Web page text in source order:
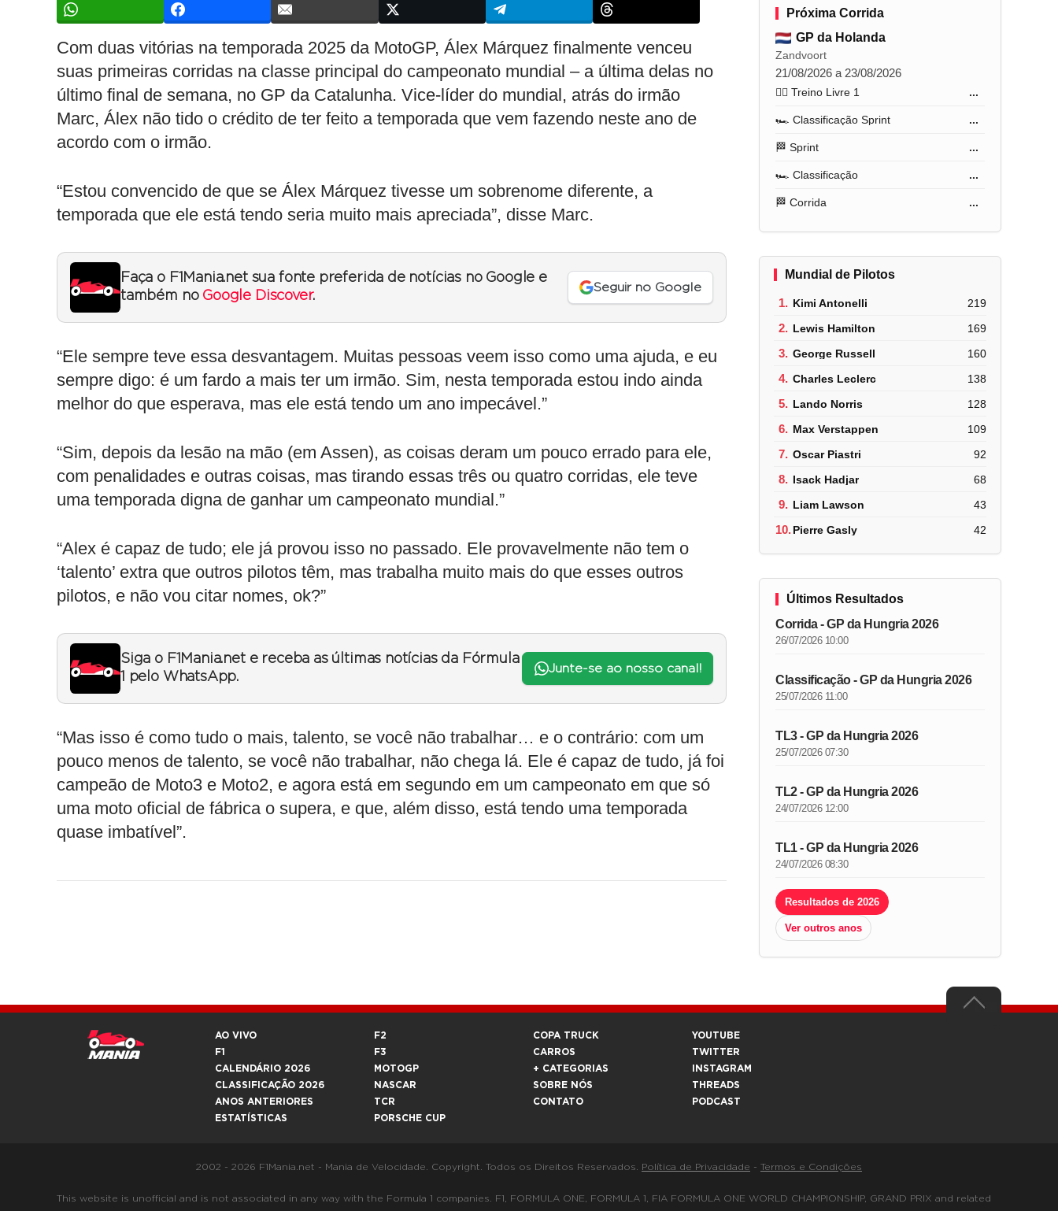
Com duas vitórias na temporada 2025 da MotoGP, Álex Márquez finalmente venceu
suas primeiras corridas na classe principal do campeonato mundial – a última delas no
último final de semana, no GP da Catalunha. Vice-líder do mundial, atrás do irmão
Marc, Álex não tido o crédito de ter feito a temporada que vem fazendo neste ano de
acordo com o irmão.
“Estou convencido de que se Álex Márquez tivesse um sobrenome diferente, a
temporada que ele está tendo seria muito mais apreciada”, disse Marc.
Faça o F1Mania.net sua fonte preferida de notícias no Google e
também no Google Discover.
Seguir no Google
“Ele sempre teve essa desvantagem. Muitas pessoas veem isso como uma ajuda, e eu
sempre digo: é um fardo a mais ter um irmão. Sim, nesta temporada estou indo ainda
melhor do que esperava, mas ele está tendo um ano impecável.”
“Sim, depois da lesão na mão (em Assen), as coisas deram um pouco errado para ele,
com penalidades e outras coisas, mas tirando essas três ou quatro corridas, ele teve
uma temporada digna de ganhar um campeonato mundial.”
“Alex é capaz de tudo; ele já provou isso no passado. Ele provavelmente não tem o
‘talento’ extra que outros pilotos têm, mas trabalha muito mais do que esses outros
pilotos, e não vou citar nomes, ok?”
Siga o F1Mania.net e receba as últimas notícias da Fórmula
1 pelo WhatsApp.
Junte-se ao nosso canal!
“Mas isso é como tudo o mais, talento, se você não trabalhar… e o contrário: com um
pouco menos de talento, se você não trabalhar, não chega lá. Ele é capaz de tudo, já foi
campeão de Moto3 e Moto2, e agora está em segundo em um campeonato em que só
uma moto oficial de fábrica o supera, e que, além disso, está tendo uma temporada
quase imbatível”.
Próxima Corrida
GP da Holanda
Zandvoort
21/08/2026 a 23/08/2026
🏋️‍♂️ Treino Livre 1 ...
🏎️ Classificação Sprint ...
🏁 Sprint ...
🏎️ Classificação ...
🏁 Corrida ...
Mundial de Pilotos
1. Kimi Antonelli 219
2. Lewis Hamilton 169
3. George Russell 160
4. Charles Leclerc 138
5. Lando Norris 128
6. Max Verstappen 109
7. Oscar Piastri 92
8. Isack Hadjar 68
9. Liam Lawson 43
10.Pierre Gasly 42
Últimos Resultados
Corrida - GP da Hungria 2026
26/07/2026 10:00
Classificação - GP da Hungria 2026
25/07/2026 11:00
TL3 - GP da Hungria 2026
25/07/2026 07:30
TL2 - GP da Hungria 2026
24/07/2026 12:00
TL1 - GP da Hungria 2026
24/07/2026 08:30
Resultados de 2026
Ver outros anos
AO VIVO
F1
CALENDÁRIO 2026
CLASSIFICAÇÃO 2026
ANOS ANTERIORES
ESTATÍSTICAS
F2
F3
MOTOGP
NASCAR
TCR
PORSCHE CUP
COPA TRUCK
CARROS
+ CATEGORIAS
SOBRE NÓS
CONTATO
YOUTUBE
TWITTER
INSTAGRAM
THREADS
PODCAST
2002 - 2026 F1Mania.net - Mania de Velocidade. Copyright. Todos os Direitos Reservados. Política de Privacidade - Termos e Condições
This website is unofficial and is not associated in any way with the Formula 1 companies. F1, FORMULA ONE, FORMULA 1, FIA FORMULA ONE WORLD CHAMPIONSHIP, GRAND PRIX and related